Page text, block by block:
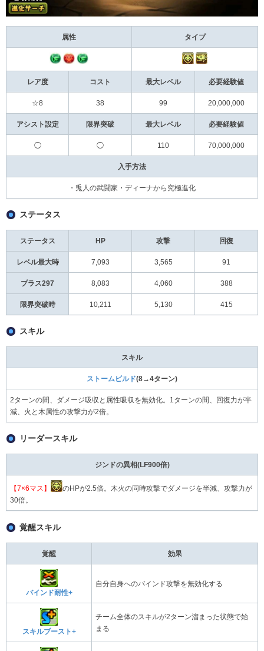
属性 タイプ
レア度 コスト 最大レベル 必要経験値
☆8 38 99 20,000,000
アシスト設定 限界突破 最大レベル 必要経験値
◯ ◯ 110 70,000,000
入手方法
・兎人の武闘家・ディーナから究極進化
ステータス
ステータス HP 攻撃 回復
レベル最大時 7,093 3,565 91
プラス297 8,083 4,060 388
限界突破時 10,211 5,130 415
スキル
スキル
ストームビルド(8→4ターン)
2ターンの間、ダメージ吸収と属性吸収を無効化。1ターンの間、回復力が半
減、火と木属性の攻撃力が2倍。
リーダースキル
ジンドの異相(LF900倍)
【7×6マス】
のHPが2.5倍。木火の同時攻撃でダメージを半減、攻撃力が
30倍。
覚醒スキル
覚醒 効果
バインド耐性+
自分自身へのバインド攻撃を無効化する
スキルブースト+
チーム全体のスキルが2ターン溜まった状態で始
まる